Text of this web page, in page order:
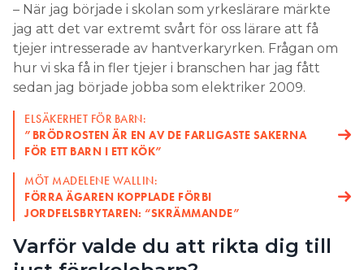
– När jag började i skolan som yrkeslärare märkte
jag att det var extremt svårt för oss lärare att få
tjejer intresserade av hantverkaryrken. Frågan om
hur vi ska få in fler tjejer i branschen har jag fått
sedan jag började jobba som elektriker 2009.
ELSÄKERHET FÖR BARN:
”BRÖDROSTEN ÄR EN AV DE FARLIGASTE SAKERNA
FÖR ETT BARN I ETT KÖK”
MÖT MADELENE WALLIN:
FÖRRA ÄGAREN KOPPLADE FÖRBI
JORDFELSBRYTAREN: “SKRÄMMANDE”
Varför valde du att rikta dig till